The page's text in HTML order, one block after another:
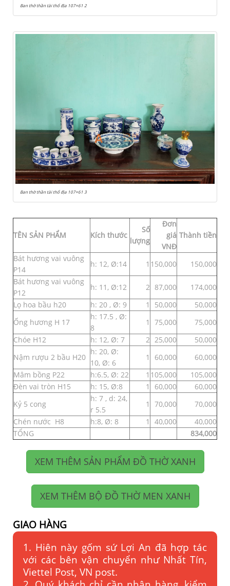
Ban thờ thần tài thổ địa 107×61 2
Ban thờ thần tài thổ địa 107×61 3
TÊN SẢN PHẨM Kích thước
Số
lượng
Đơn
giá
VNĐ
Thành tiền
Bát hương vai vuông
P14
h: 12, Ø:14 1 150,000
150,000
Bát hương vai vuông
P12
h: 11, Ø:12 2 87,000
174,000
Lọ hoa bầu h20
h: 20 , Ø: 9 1 50,000
50,000
Ống hương H 17
h: 17.5 , Ø:
8
1 75,000
75,000
Chóe H12
h: 12, Ø: 7 2 25,000
50,000
Nậm rượu 2 bầu H20
h: 20, Ø:
10, Ø: 6
1 60,000
60,000
Mâm bồng P22
h:6.5, Ø: 22 1 105,000
105,000
Đèn vai tròn H15
h: 15, Ø:8 1 60,000
60,000
Kỷ 5 cong
h: 7 , d: 24,
r 5.5
1 70,000
70,000
Chén nước H8
h:8, Ø: 8 1 40,000
40,000
TỔNG
834,000
XEM THÊM SẢN PHẨM ĐỒ THỜ XANH
XEM THÊM BỘ ĐỒ THỜ MEN XANH
GIAO HÀNG
1. Hiên này gốm sứ Lợi An đã hợp tác
với các bên vận chuyển như Nhất Tín,
Viettel Post, VN post.